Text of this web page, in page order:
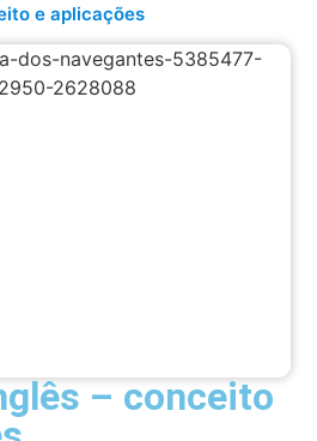
e aplicações
– conceito